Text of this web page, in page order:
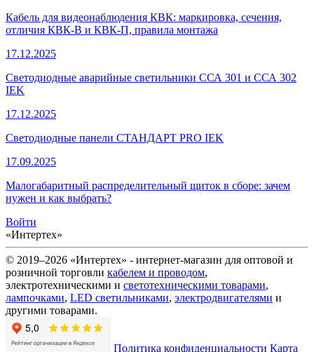
Кабель для видеонаблюдения КВК: маркировка, сечения,
отличия КВК-В и КВК-П, правила монтажа
17.12.2025
Светодиодные аварийные светильники ССА 301 и ССА 302
IEK
17.12.2025
Светодиодные панели СТАНДАРТ PRO IEK
17.09.2025
Малогабаритный распределительный щиток в сборе: зачем
нужен и как выбрать?
Войти
«Интертех»
© 2019–2026 «Интертех» - интернет-магазин для оптовой и
розничной торговли кабелем и проводом,
электротехническими и светотехническими товарами,
лампочками, LED светильниками, электродвигателями и
другими товарами.
Политика конфиденциальности Карта